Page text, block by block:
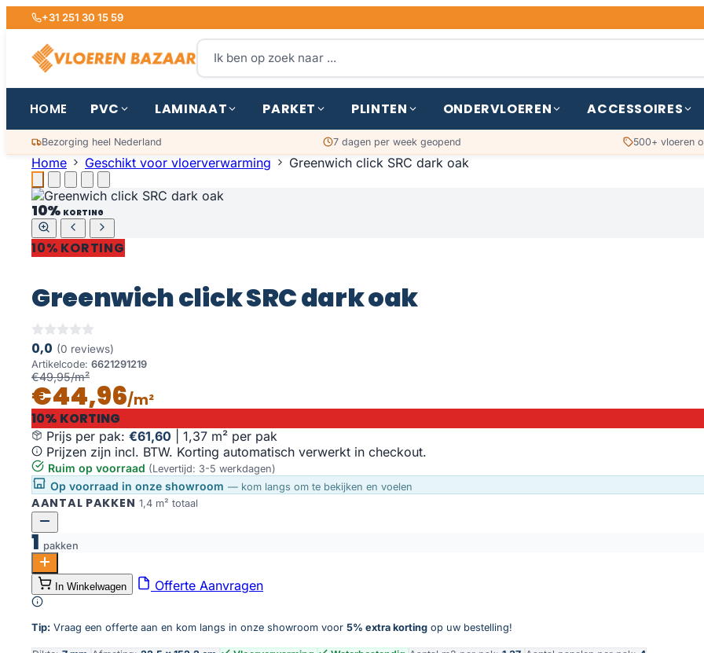
+31 251 30 15 59
HOME PVC LAMINAAT PARKET PLINTEN ONDERVLOEREN ACCESSOIRES
Bezorging heel Nederland 7 dagen per week geopend 500+ vloeren
Home Geschikt voor vloerverwarming Greenwich click SRC dark oak
10% KORTING
10% KORTING
Greenwich click SRC dark oak
0,0 (0 reviews)
Artikelcode: 6621291219
€49,95/m²
€44,96/m²
10% KORTING
Prijs per pak: €61,60
1,37 m² per pak
Prijzen zijn incl. BTW. Korting automatisch verwerkt in checkout.
Ruim op voorraad (Levertijd: 3-5 werkdagen)
Op voorraad in onze showroom — kom langs om te bekijken en voelen
AANTAL PAKKEN 1,4 m² totaal
1 pakken
Greenwich click SRC dark oak aantal
Toevoegen aan winkelwagen
In Winkelwagen Offerte Aanvragen
Tip: Vraag een offerte aan en kom langs in onze showroom voor 5% extra korting op uw bestelling!